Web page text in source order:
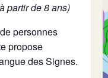
partir de 8 ans)
personnes
propose
des Signes.